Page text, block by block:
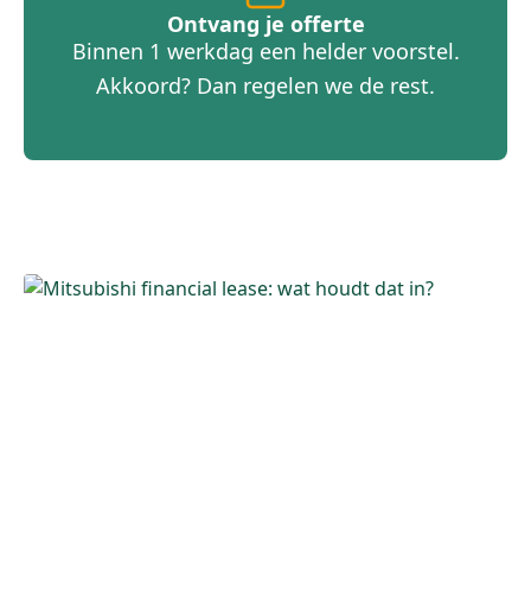
Ontvang je offerte
Binnen 1 werkdag een helder voorstel.
Akkoord? Dan regelen we de rest.